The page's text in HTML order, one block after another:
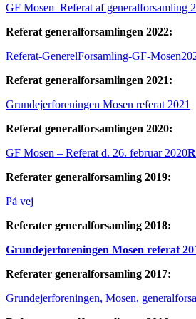
GF Mosen_Referat af generalforsamling
Referat generalforsamlingen 2022:
Referat-GenerelForsamling-GF-
Referat generalforsamlingen 2021:
Grundejerforeningen Mosen referat 2021
Referat generalforsamlingen 2020:
GF Mosen – Referat d. 26. februar 2020
Referater generalforsamling 2019:
På vej
Referater generalforsamling 2018:
Grundejerforeningen Mosen referat
Referater generalforsamling 2017:
Grundejerforeningen, Mosen,